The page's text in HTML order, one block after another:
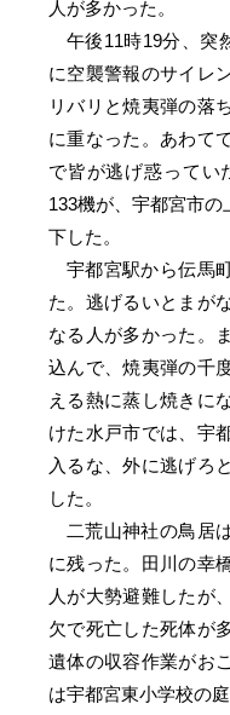
人が多かった。
午後11時19分、突
に空襲警報のサイレ
リバリと焼夷弾の落
に重なった。あわて
で皆が逃げ惑ってい
133機が、宇都宮市
下した。
宇都宮駅から伝馬
た。逃げるいとまが
なる人が多かった。
込んで、焼夷弾の千
える熱に蒸し焼きに
けた水戸市では、宇
入るな、外に逃げろ
した。
二荒山神社の鳥居
に残った。田川の幸
人が大勢避難したが
欠で死亡した死体が
遺体の収容作業がお
は宇都宮東小学校の